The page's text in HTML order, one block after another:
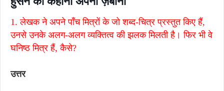
1. लेखक ने अपने पाँच मित्रों के जो शब्द-चित्र प्रस्तुत किए हैं,
उनसे उनके अलग-अलग व्यक्तित्व की झलक मिलती है। फिर भी वे
घनिष्ठ मित्र हैं, कैसे?
उत्तर